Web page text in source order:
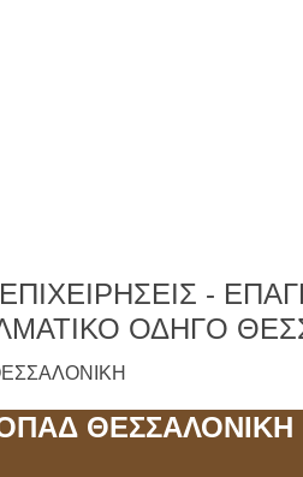
-
ΟΔΗΓΟ
ΘΕΣΣΑΛΟΝΙΚΗ
ΘΕΣΣΑΛΟΝΙΚΗ